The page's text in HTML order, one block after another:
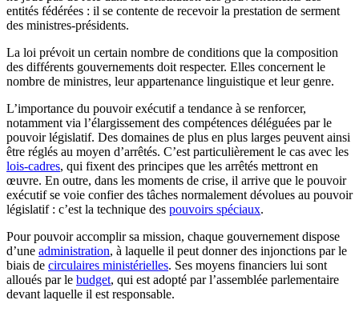
entités fédérées : il se contente de recevoir la prestation de serment
des ministres-présidents.
La loi prévoit un certain nombre de conditions que la composition
des différents gouvernements doit respecter. Elles concernent le
nombre de ministres, leur appartenance linguistique et leur genre.
L’importance du pouvoir exécutif a tendance à se renforcer,
notamment via l’élargissement des compétences déléguées par le
pouvoir législatif. Des domaines de plus en plus larges peuvent ainsi
être réglés au moyen d’arrêtés. C’est particulièrement le cas avec les
lois-cadres, qui fixent des principes que les arrêtés mettront en
œuvre. En outre, dans les moments de crise, il arrive que le pouvoir
exécutif se voie confier des tâches normalement dévolues au pouvoir
législatif : c’est la technique des pouvoirs spéciaux.
Pour pouvoir accomplir sa mission, chaque gouvernement dispose
d’une administration, à laquelle il peut donner des injonctions par le
biais de circulaires ministérielles. Ses moyens financiers lui sont
alloués par le budget, qui est adopté par l’assemblée parlementaire
devant laquelle il est responsable.